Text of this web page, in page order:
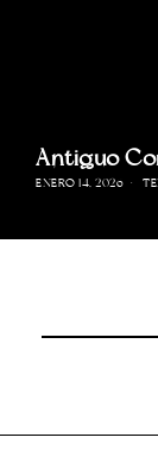
Antiguo
ENERO 14, 2026